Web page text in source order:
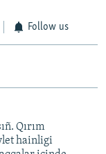
Follow us
Qırım
hainligi